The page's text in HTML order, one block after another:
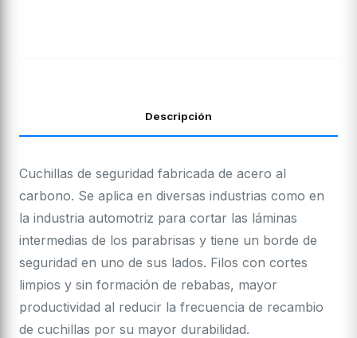
Descripción
Cuchillas de seguridad fabricada de acero al
carbono. Se aplica en diversas industrias como en
la industria automotriz para cortar las láminas
intermedias de los parabrisas y tiene un borde de
seguridad en uno de sus lados. Filos con cortes
limpios y sin formación de rebabas, mayor
productividad al reducir la frecuencia de recambio
de cuchillas por su mayor durabilidad.